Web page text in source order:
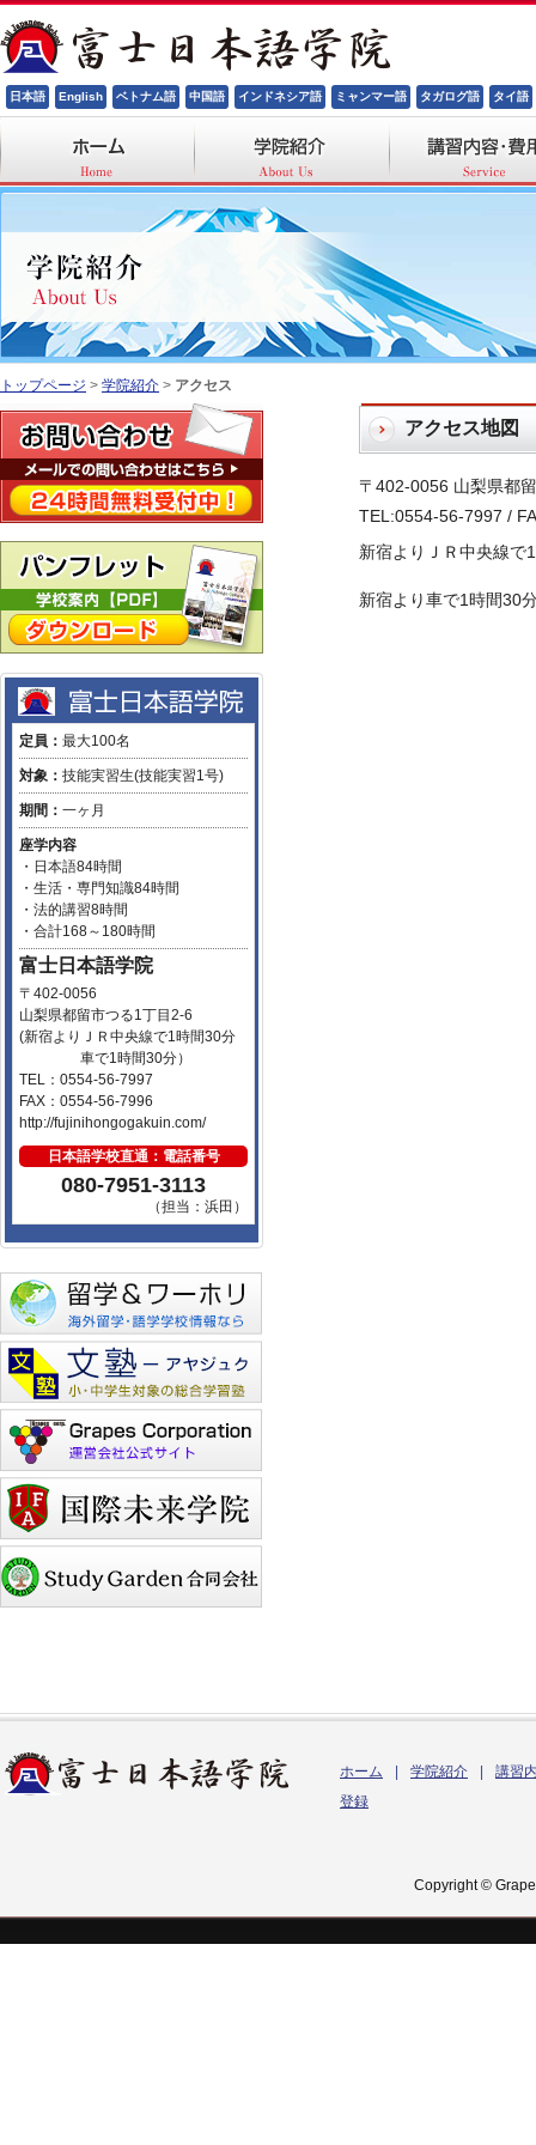
日本語 English ベトナム語 中国語 インドネシア語 ミャンマー語 タガログ語 タイ語
トップページ > 学院紹介 > アクセス
アクセス地図
〒402-0056 山梨県都
TEL:0554-56-7997 /
新宿よりＪＲ中央線で
新宿より車で1時間30
定員： 最大100名
対象： 技能実習生(技能実習1号)
期間： 一ヶ月
座学内容
・日本語84時間
・生活・専門知識84時間
・法的講習8時間
・合計168～180時間
富士日本語学院
〒402-0056
山梨県都留市つる1丁目2-6
(新宿よりＪＲ中央線で1時間30分
車で1時間30分）
TEL：0554-56-7997
FAX：0554-56-7996
http://fujinihongogakuin.com/
日本語学校直通：電話番号
080-7951-3113
（担当：浜田）
ホーム 学院紹介
講習
登録
Copyright ©